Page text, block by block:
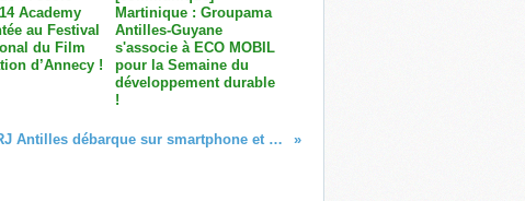
Academy
au Festival
du Film
d’Annecy !
Martinique : Groupama
Antilles-Guyane
s'associe à ECO MOBIL
pour la Semaine du
développement durable
!
NRJ Antilles débarque sur smartphone et tablette !